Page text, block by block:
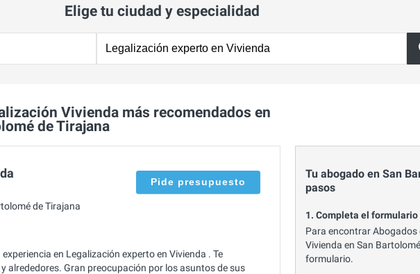
Elige tu ciudad y especialidad
Vivienda más recomendados en
de Tirajana
de Tirajana
Pide presupuesto
en Legalización experto en Vivienda . Te
alrededores. Gran preocupación por los asuntos de sus
Tu abogado en San
pasos
1. Completa el formulario
Para encontrar
Vivienda en San
formulario.